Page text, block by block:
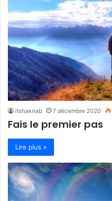
itshaknab 7 décembre 2020
Fais le premier pas
Lire plus »